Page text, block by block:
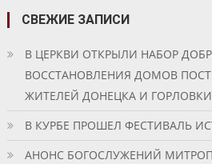
СВЕЖИЕ ЗАПИСИ
В ЦЕРКВИ ОТКРЫЛИ НАБОР
ВОССТАНОВЛЕНИЯ ДОМОВ
ЖИТЕЛЕЙ ДОНЕЦКА И ГОРЛОВКИ
В КУРБЕ ПРОШЕЛ ФЕСТИВАЛЬ
АНОНС БОГОСЛУЖЕНИЙ